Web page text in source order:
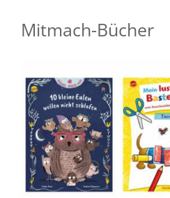
Mitmach-Bücher